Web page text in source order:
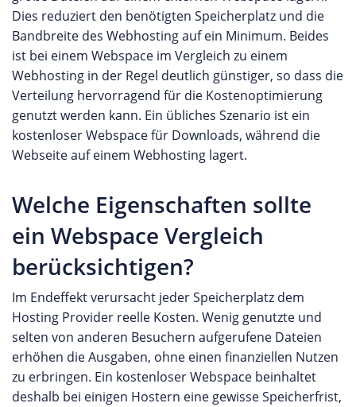
Dies reduziert den benötigten Speicherplatz und die
Bandbreite des Webhosting auf ein Minimum. Beides
ist bei einem Webspace im Vergleich zu einem
Webhosting in der Regel deutlich günstiger, so dass die
Verteilung hervorragend für die Kostenoptimierung
genutzt werden kann. Ein übliches Szenario ist ein
kostenloser Webspace für Downloads, während die
Webseite auf einem Webhosting lagert.
Welche Eigenschaften sollte
ein Webspace Vergleich
berücksichtigen?
Im Endeffekt verursacht jeder Speicherplatz dem
Hosting Provider reelle Kosten. Wenig genutzte und
selten von anderen Besuchern aufgerufene Dateien
erhöhen die Ausgaben, ohne einen finanziellen Nutzen
zu erbringen. Ein kostenloser Webspace beinhaltet
deshalb bei einigen Hostern eine gewisse Speicherfrist,